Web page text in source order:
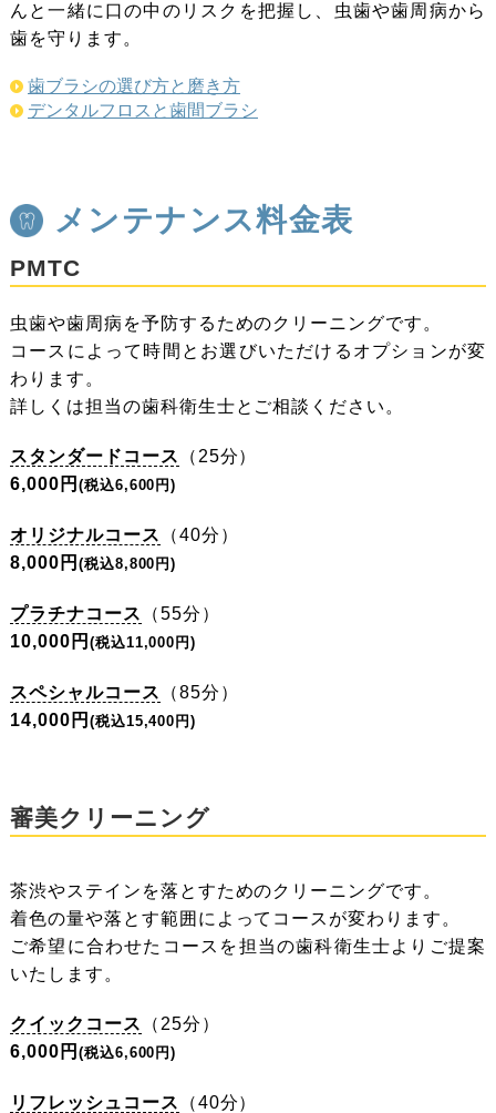
んと一緒に口の中のリスクを把握し、虫歯や歯周病から
歯を守ります。
歯ブラシの選び方と磨き方
デンタルフロスと歯間ブラシ
メンテナンス料金表
PMTC
虫歯や歯周病を予防するためのクリーニングです。
コースによって時間とお選びいただけるオプションが変
わります。
詳しくは担当の歯科衛生士とご相談ください。
スタンダードコース （25分）
6,000円 (税込6,600円)
オリジナルコース （40分）
8,000円 (税込8,800円)
プラチナコース
（55分）
10,000円 (税込11,000円)
スペシャルコース （85分）
14,000円 (税込15,400円)
審美クリーニング
茶渋やステインを落とすためのクリーニングです。
着色の量や落とす範囲によってコースが変わります。
ご希望に合わせたコースを担当の歯科衛生士よりご提案
いたします。
クイックコース
（25分）
6,000円 (税込6,600円)
リフレッシュコース （40分）